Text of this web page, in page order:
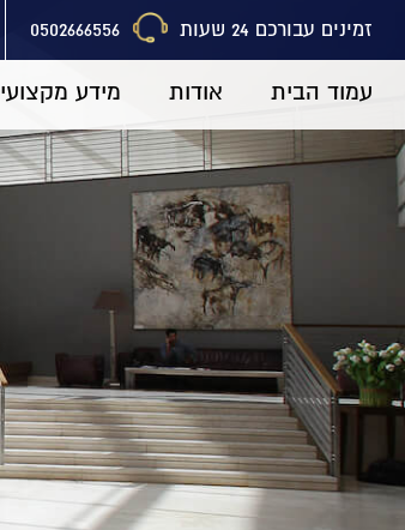
זמינים עבורכם 24 שעות 0502666556
עמוד הבית אודות מידע מקצועי